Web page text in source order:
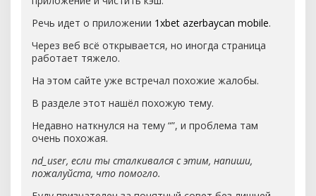
Речь идет о приложении 1xbet azerbaycan mobile.
Через веб всё открывается, но иногда страница
работает тяжело.
На этом сайте уже встречал похожие жалобы.
В разделе этот нашёл похожую тему.
Недавно наткнулся на тему “”, и проблема там
очень похожая.
nd_user, если ты сталкивался с этим, напиши,
пожалуйста, что помогло.